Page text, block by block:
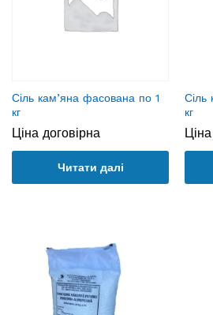
Сіль кам’яна фасована по 1
кг
Ціна договірна
Читати далі
Сіль
кг